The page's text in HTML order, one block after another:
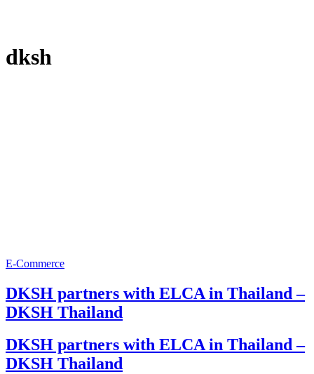
dksh
E-Commerce
DKSH partners with ELCA in Thailand –
DKSH Thailand
DKSH partners with ELCA in Thailand –
DKSH Thailand